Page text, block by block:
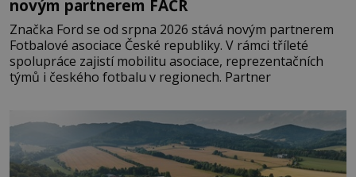
novým partnerem FAČR
Značka Ford se od srpna 2026 stává novým partnerem
Fotbalové asociace České republiky. V rámci tříleté
spolupráce zajistí mobilitu asociace, reprezentačních
týmů i českého fotbalu v regionech. Partner